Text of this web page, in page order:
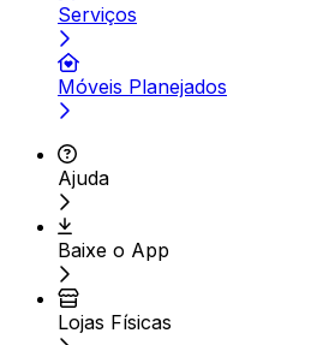
Serviços
Móveis Planejados
Ajuda
Baixe o App
Lojas Físicas